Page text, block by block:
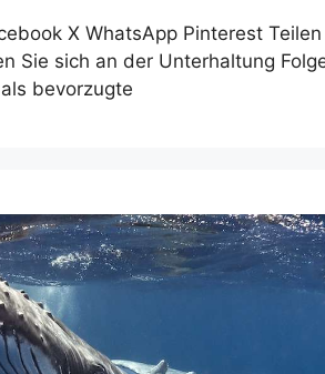
X WhatsApp Pinterest Teilen
Sie sich an der Unterhaltung
bevorzugte